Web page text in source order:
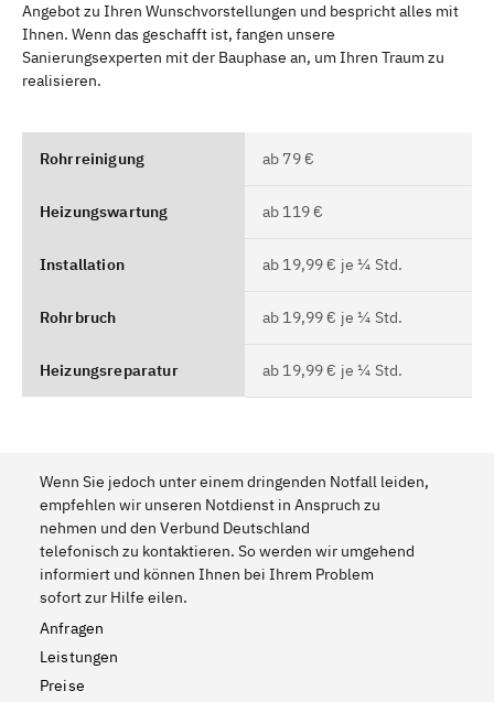
Angebot zu Ihren Wunschvorstellungen und bespricht alles mit
Ihnen. Wenn das geschafft ist, fangen unsere
Sanierungsexperten mit der Bauphase an, um Ihren Traum zu
realisieren.
Rohrreinigung ab 79 €
Heizungswartung ab 119 €
Installation ab 19,99 € je ¼ Std.
Rohrbruch ab 19,99 € je ¼ Std.
Heizungsreparatur ab 19,99 € je ¼ Std.
Wenn Sie jedoch unter einem dringenden Notfall leiden,
empfehlen wir unseren Notdienst in Anspruch zu
nehmen und den Verbund Deutschland
telefonisch zu kontaktieren. So werden wir umgehend
informiert und können Ihnen bei Ihrem Problem
sofort zur Hilfe eilen.
Anfragen
Leistungen
Preise